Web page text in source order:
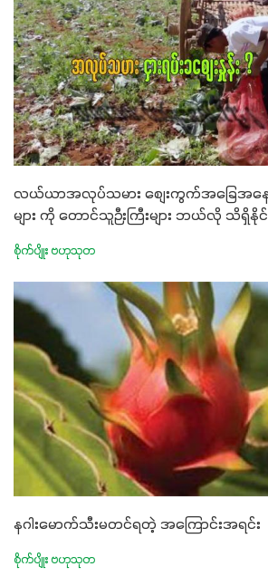
လယ်ယာအလုပ်သမား စျေးကွက်အခြေအနေနဲ့ ဌ
များ ကို တောင်သူဉီးကြီးများ ဘယ်လို သိရှိနို
စိုက်ပျိုး ဗဟုသုတ
နဂါးမောက်သီးမတင်ရတဲ့ အကြောင်းအရင်း
စိုက်ပျိုး ဗဟုသုတ